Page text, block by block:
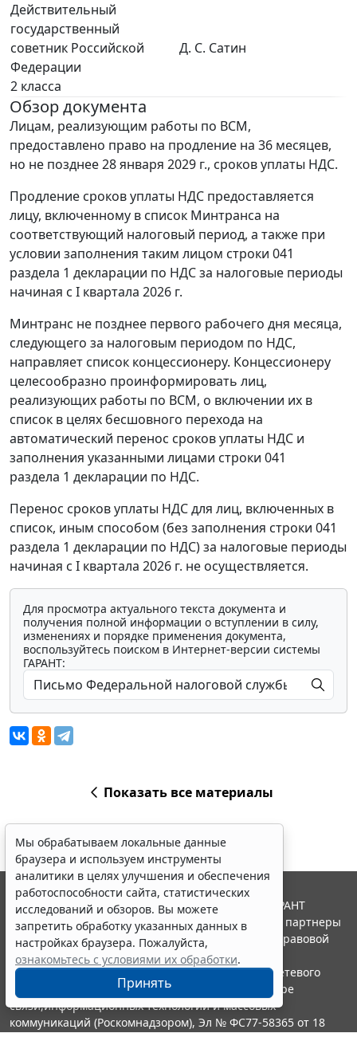
Действительный
государственный
советник Российской
Федерации
2 класса
Д. С. Сатин
Обзор документа
Лицам, реализующим работы по ВСМ,
предоставлено право на продление на 36 месяцев,
но не позднее 28 января 2029 г., сроков уплаты НДС.
Продление сроков уплаты НДС предоставляется
лицу, включенному в список Минтранса на
соответствующий налоговый период, а также при
условии заполнения таким лицом строки 041
раздела 1 декларации по НДС за налоговые периоды
начиная с I квартала 2026 г.
Минтранс не позднее первого рабочего дня месяца,
следующего за налоговым периодом по НДС,
направляет список концессионеру. Концессионеру
целесообразно проинформировать лиц,
реализующих работы по ВСМ, о включении их в
список в целях бесшовного перехода на
автоматический перенос сроков уплаты НДС и
заполнения указанными лицами строки 041
раздела 1 декларации по НДС.
Перенос сроков уплаты НДС для лиц, включенных в
список, иным способом (без заполнения строки 041
раздела 1 декларации по НДС) за налоговые периоды
начиная с I квартала 2026 г. не осуществляется.
Для просмотра актуального текста документа и
получения полной информации о вступлении в силу,
изменениях и порядке применения документа,
воспользуйтесь поиском в Интернет-версии системы
ГАРАНТ:
Показать все материалы
Мы обрабатываем локальные данные
браузера и используем инструменты
аналитики в целях улучшения и обеспечения
работоспособности сайта, статистических
исследований и обзоров. Вы можете
запретить обработку указанных данных в
настройках браузера. Пожалуйста,
ознакомьтесь с условиями их обработки.
Принять
© ООО "НПП "ГАРАНТ-СЕРВИС", 2026. Система ГАРАНТ
выпускается с 1990 года. Компания "Гарант" и ее партнеры
являются участниками Российской ассоциации правовой
информации ГАРАНТ.
Портал ГАРАНТ.РУ зарегистрирован в качестве сетевого
издания Федеральной службой по надзору в сфере
связи,информационных технологий и массовых
коммуникаций (Роскомнадзором), Эл № ФС77-58365 от 18